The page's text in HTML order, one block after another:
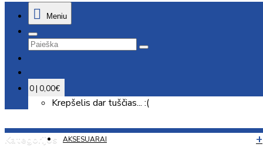
Meniu
0 | 0,00€
Krepšelis dar tuščias... :(
Kategorijos AKSESUARAI